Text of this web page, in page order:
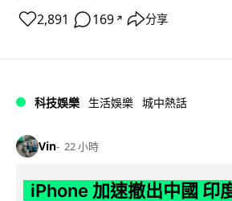
2,891 169 ↗ 分享
科技娛樂 生活娛樂 城中熱話
Vin 22 小時
iPhone 加速撤出中國 印